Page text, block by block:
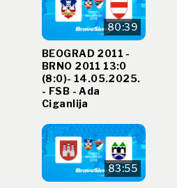
80:39
BEOGRAD 2011 -
BRNO 2011 13:0
(8:0)- 14.05.2025.
- FSB - Ada
Ciganlija
83:55